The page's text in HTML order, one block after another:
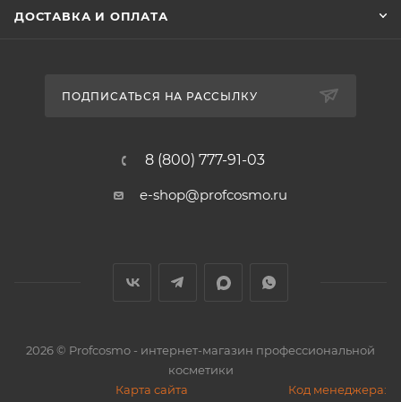
ДОСТАВКА И ОПЛАТА
ПОДПИСАТЬСЯ НА РАССЫЛКУ
8 (800) 777-91-03
e-shop@profcosmo.ru
2026© Profcosmo - интернет-магазин профессиональной
косметики
Карта сайта
Код менеджера: